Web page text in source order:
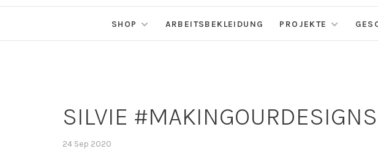
SHOP ARBEITSBEKLEIDUNG PROJEKTE
SILVIE
24 Sep 2020